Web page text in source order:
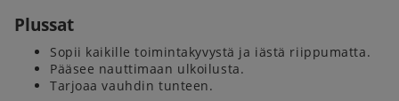
Plussat
Sopii kaikille toimintakyvystä ja iästä riippumatta.
Pääsee nauttimaan ulkoilusta.
Tarjoaa vauhdin tunteen.